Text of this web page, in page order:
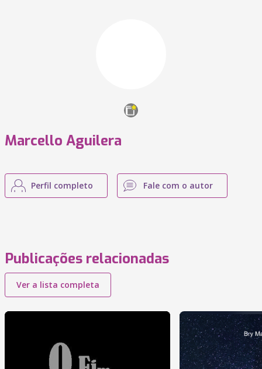
Marcello Aguilera
Perfil completo Fale com o autor
Publicações relacionadas
Ver a lista completa